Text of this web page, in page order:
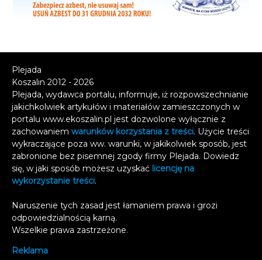
Plejada
Koszalin 2012 - 2026
Plejada, wydawca portalu, informuje, iż rozpowszechnianie
jakichkolwiek artykułów i materiałów zamieszczonych w
portalu www.ekoszalin.pl jest dozwolone wyłącznie z
zachowaniem warunków korzystania z treści. Użycie treści
wykraczające poza ww. warunki, w jakikolwiek sposób, jest
zabronione bez pisemnej zgody firmy Plejada. Dowiedz
się, w jaki sposób możesz uzyskać licencję na
wykorzystanie treści.
Naruszenie tych zasad jest łamaniem prawa i grozi
odpowiedzialnością karną.
Wszelkie prawa zastrzeżone.
Reklama